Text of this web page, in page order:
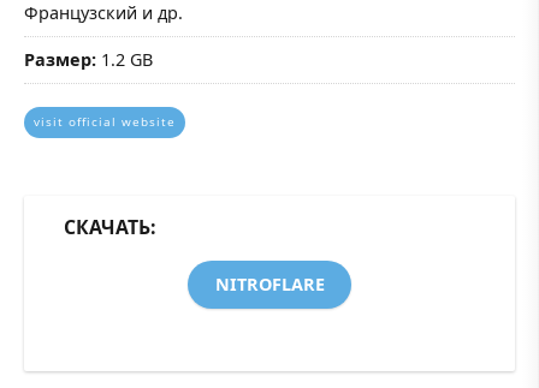
Французский и др.
Размер: 1.2 GB
visit official website
СКАЧАТЬ:
NITROFLARE